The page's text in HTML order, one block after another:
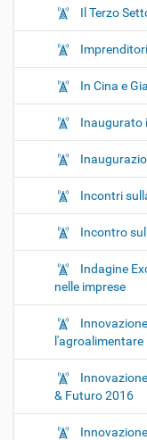
Il Terzo
In Cina e
Inaugurato
Incontri
Incontro
Indagine
nelle imprese
l'agroalimentare
& Futuro 2016